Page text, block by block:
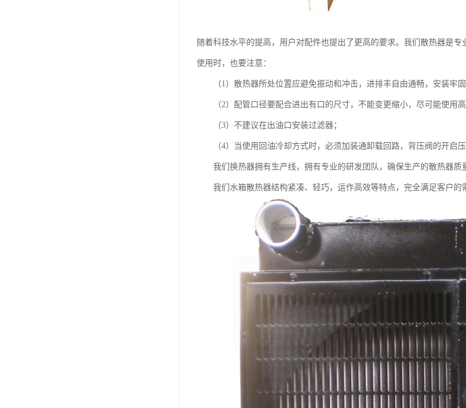
随着科技水平的提高，用户对配件也提出了更高的要求。我们散热器是
使用时，也要注意：
（1）散热器所处位置应避免振动和冲击，进排丰自由通畅，安装牢固
（2）配管口径要配合进出有口的尺寸，不能变更缩小，尽可能使用高
（3）不建议在出油口安装过滤器；
（4）当使用回油冷却方式时，必须加装通卸载回路，背压阀的开启压
我们换热器拥有生产线，拥有专业的研发团队，确保生产的散热器质
我们水箱散热器结构紧凑、轻巧，运作高效等特点，完全满足客户的